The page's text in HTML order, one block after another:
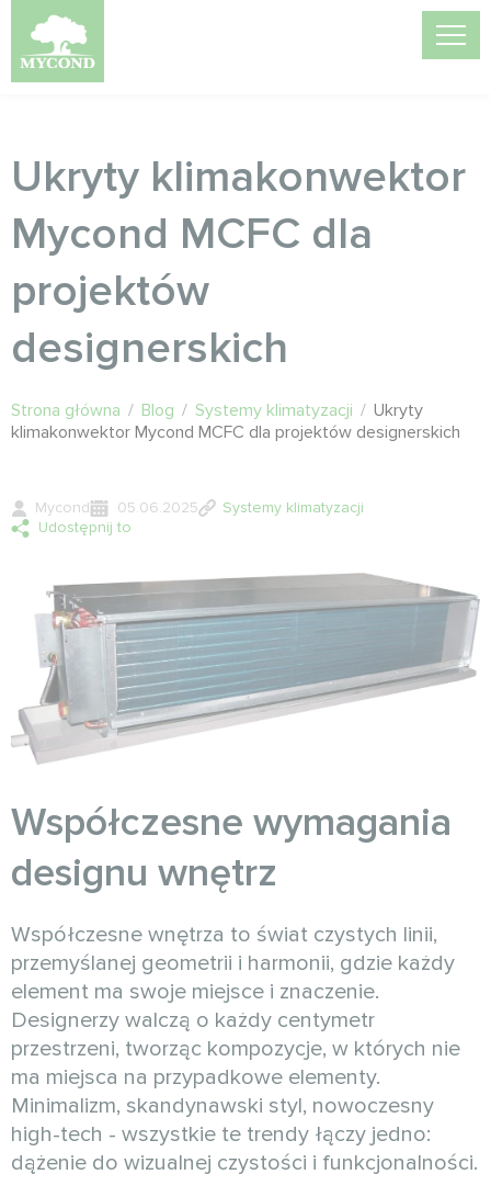
Ukryty klimakonwektor
Mycond MCFC dla
projektów
designerskich
Strona główna / Blog / Systemy klimatyzacji / Ukryty
klimakonwektor Mycond MCFC dla projektów designerskich
Mycond 05.06.2025
Systemy klimatyzacji
Udostępnij to
Współczesne wymagania
designu wnętrz
Współczesne wnętrza to świat czystych linii,
przemyślanej geometrii i harmonii, gdzie każdy
element ma swoje miejsce i znaczenie.
Designerzy walczą o każdy centymetr
przestrzeni, tworząc kompozycje, w których nie
ma miejsca na przypadkowe elementy.
Minimalizm, skandynawski styl, nowoczesny
high-tech - wszystkie te trendy łączy jedno:
dążenie do wizualnej czystości i funkcjonalności.